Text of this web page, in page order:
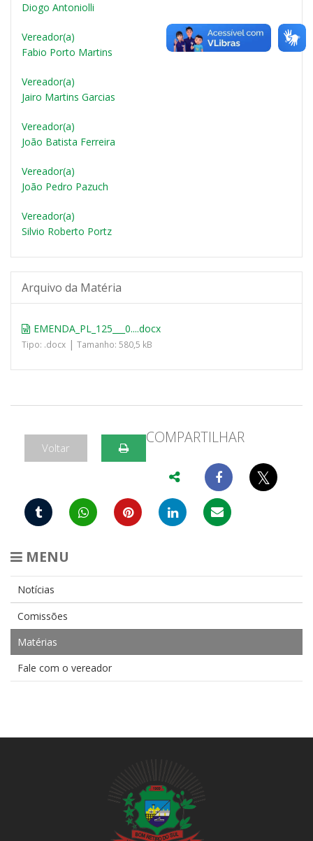
Diogo Antoniolli
Vereador(a)
Fabio Porto Martins
Vereador(a)
Jairo Martins Garcias
Vereador(a)
João Batista Ferreira
Vereador(a)
João Pedro Pazuch
Vereador(a)
Silvio Roberto Portz
Arquivo da Matéria
EMENDA_PL_125___0....docx
Tipo: .docx | Tamanho: 580,5 kB
Voltar
COMPARTILHAR
𝕏
MENU
Notícias
Comissões
Matérias
Fale com o vereador